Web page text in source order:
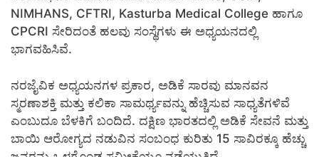
NIMHANS, CFTRI, Kasturba Medical College ಹಾಗೂ
CPCRI ಸೇರಿದಂತೆ ಹಲವು ಸಂಸ್ಥೆಗಳು ಈ ಅಧ್ಯಯನದಲ್ಲಿ
ಭಾಗವಹಿಸಿವೆ.
ನರಜೈವಿಕ ಅಧ್ಯಯನಗಳ ಪ್ರಕಾರ, ಅಡಿಕೆ ಸಾರವು ಮಾನವನ
ಸ್ಮರಣಾಶಕ್ತಿ ಮತ್ತು ಕಲಿಕಾ ಸಾಮರ್ಥ್ಯವನ್ನು ಹೆಚ್ಚಿಸುವ ಸಾಧ್ಯತೆಗಳಿವೆ
ಎಂಬುದೂ ಬೆಳಕಿಗೆ ಬಂದಿದೆ. ದಕ್ಷಿಣ ಭಾರತದಲ್ಲಿ ಅಡಿಕೆ ಸೇವನೆ ಮತ್ತು
ಬಾಯಿ ಆರೋಗ್ಯದ ನಡುವಿನ ಸಂಬಂಧ ಕುರಿತು 15 ಸಾವಿರಕ್ಕೂ ಹೆಚ್ಚು